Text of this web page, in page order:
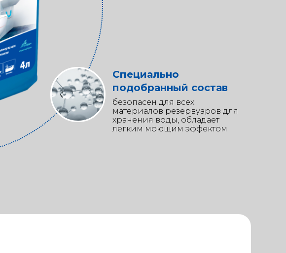
Специально
подобранный состав
безопасен для всех
материалов резервуаров для
хранения воды, обладает
легким моющим эффектом